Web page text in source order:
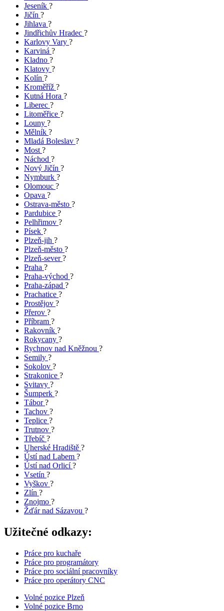
Jeseník ?
Jičín ?
Jihlava ?
Jindřichův Hradec ?
Karlovy Vary ?
Karviná ?
Kladno ?
Klatovy ?
Kolín ?
Kroměříž ?
Kutná Hora ?
Liberec ?
Litoměřice ?
Louny ?
Mělník ?
Mladá Boleslav ?
Most?
Náchod ?
Nový Jičín ?
Nymburk ?
Olomouc ?
Opava ?
Ostrava-město ?
Pardubice ?
Pelhřimov ?
Písek ?
Plzeň-jih ?
Plzeň-město ?
Plzeň-sever?
Praha ?
Praha-východ ?
Praha-západ ?
Prachatice ?
Prostějov ?
Přerov ?
Příbram ?
Rakovník ?
Rokycany ?
Rychnov nad Kněžnou ?
Semily ?
Sokolov ?
Strakonice ?
Svitavy ?
Šumperk ?
Tábor?
Tachov ?
Teplice ?
Trutnov ?
Třebíč ?
Uherské Hradiště ?
Ústí nad Labem ?
Ústí nad Orlicí?
Vsetín ?
Vyškov ?
Zlín ?
Znojmo ?
Žďár nad Sázavou ?
Užitečné odkazy:
Práce pro kuchaře
Práce pro programátory
Práce pro sociální pracovníky
Práce pro operátory CNC
Volné pozice Plzeň
Volné pozice Brno